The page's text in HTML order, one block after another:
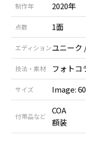
制作年 2020年
点数 1面
エディションユニーク
技法・素材 フォトコ
サイズ Image:
付帯品など
COA
額装